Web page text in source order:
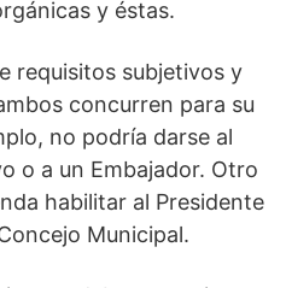
y éstas.
requisitos subjetivos y
concurren para su
no podría darse al
o a un Embajador. Otro
habilitar al Presidente
Municipal.